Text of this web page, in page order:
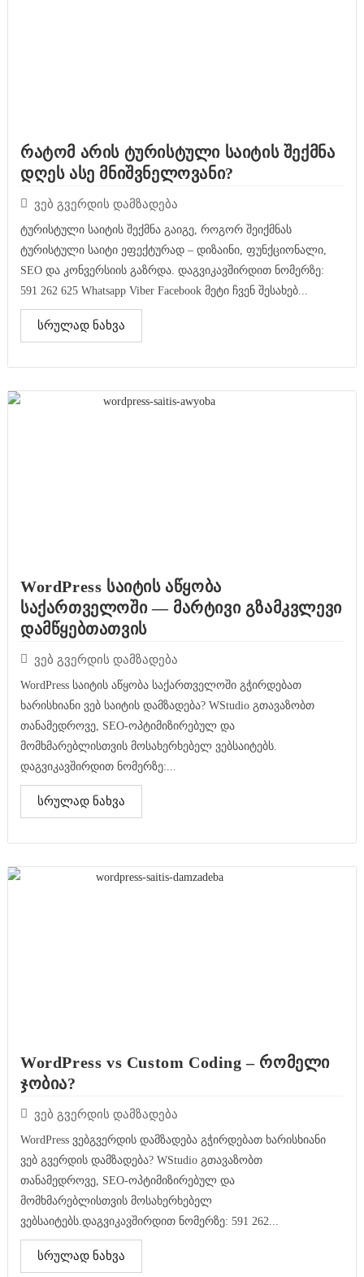
რატომ არის ტურისტული საიტის შექმნა
დღეს ასე მნიშვნელოვანი?
ვებ გვერდის დამზადება
ტურისტული საიტის შექმნა გაიგე, როგორ შეიქმნას
ტურისტული საიტი ეფექტურად – დიზაინი, ფუნქციონალი,
SEO და კონვერსიის გაზრდა. დაგვიკავშირდით ნომერზე:
591 262 625 Whatsapp Viber Facebook მეტი ჩვენ შესახებ...
სრულად ნახვა
WordPress საიტის აწყობა
საქართველოში — მარტივი გზამკვლევი
დამწყებთათვის
ვებ გვერდის დამზადება
WordPress საიტის აწყობა საქართველოში გჭირდებათ
ხარისხიანი ვებ საიტის დამზადება? WStudio გთავაზობთ
თანამედროვე, SEO-ოპტიმიზირებულ და
მომხმარებლისთვის მოსახერხებელ ვებსაიტებს.
დაგვიკავშირდით ნომერზე:...
სრულად ნახვა
WordPress vs Custom Coding – რომელი
ჯობია?
ვებ გვერდის დამზადება
WordPress ვებგვერდის დამზადება გჭირდებათ ხარისხიანი
ვებ გვერდის დამზადება? WStudio გთავაზობთ
თანამედროვე, SEO-ოპტიმიზირებულ და
მომხმარებლისთვის მოსახერხებელ
ვებსაიტებს.დაგვიკავშირდით ნომერზე: 591 262...
სრულად ნახვა